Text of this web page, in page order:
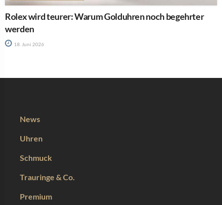
Rolex wird teurer: Warum Golduhren noch begehrter
werden
18. Juni 2026
News
Uhren
Schmuck
Trauringe & Co.
Premium